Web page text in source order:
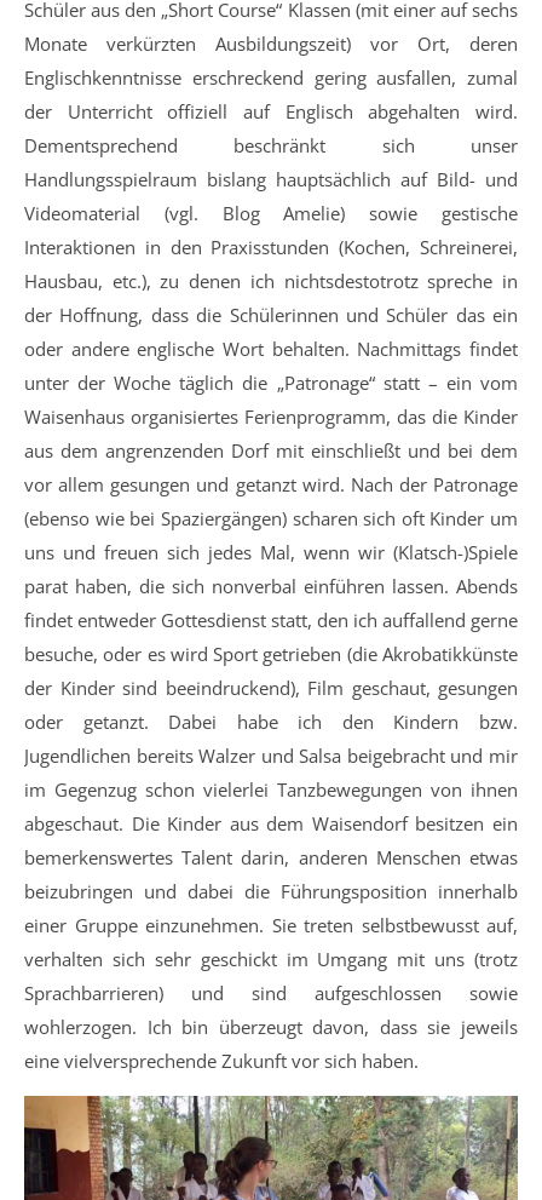
Schüler aus den „Short Course“ Klassen (mit einer auf sechs
Monate verkürzten Ausbildungszeit) vor Ort, deren
Englischkenntnisse erschreckend gering ausfallen, zumal
der Unterricht offiziell auf Englisch abgehalten wird.
Dementsprechend beschränkt sich unser
Handlungsspielraum bislang hauptsächlich auf Bild- und
Videomaterial (vgl. Blog Amelie) sowie gestische
Interaktionen in den Praxisstunden (Kochen, Schreinerei,
Hausbau, etc.), zu denen ich nichtsdestotrotz spreche in
der Hoffnung, dass die Schülerinnen und Schüler das ein
oder andere englische Wort behalten. Nachmittags findet
unter der Woche täglich die „Patronage“ statt – ein vom
Waisenhaus organisiertes Ferienprogramm, das die Kinder
aus dem angrenzenden Dorf mit einschließt und bei dem
vor allem gesungen und getanzt wird. Nach der Patronage
(ebenso wie bei Spaziergängen) scharen sich oft Kinder um
uns und freuen sich jedes Mal, wenn wir (Klatsch-)Spiele
parat haben, die sich nonverbal einführen lassen. Abends
findet entweder Gottesdienst statt, den ich auffallend gerne
besuche, oder es wird Sport getrieben (die Akrobatikkünste
der Kinder sind beeindruckend), Film geschaut, gesungen
oder getanzt. Dabei habe ich den Kindern bzw.
Jugendlichen bereits Walzer und Salsa beigebracht und mir
im Gegenzug schon vielerlei Tanzbewegungen von ihnen
abgeschaut. Die Kinder aus dem Waisendorf besitzen ein
bemerkenswertes Talent darin, anderen Menschen etwas
beizubringen und dabei die Führungsposition innerhalb
einer Gruppe einzunehmen. Sie treten selbstbewusst auf,
verhalten sich sehr geschickt im Umgang mit uns (trotz
Sprachbarrieren) und sind aufgeschlossen sowie
wohlerzogen. Ich bin überzeugt davon, dass sie jeweils
eine vielversprechende Zukunft vor sich haben.